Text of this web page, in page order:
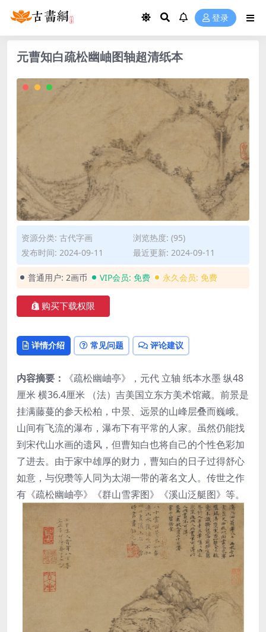
登录
元曹知白疏松幽岫图轴超清纸本
资源分类: 古代字画
浏览热度: (95)
发布时间: 2024-09-11
最近更新: 2024-09-11
普通用户: 2画币 VIP会员: 免费 永久会员: 免费
购买下载权限
详情介绍 常见问题 评论建议
内容摘要：
《疏松幽岫亭》，元代 立轴 纸本水墨 纵48
厘米 横36.4厘米 （法）吉美国立东方美术馆藏。前景是
挂满藤蔓的参天松柏，中景、远景的山峰层叠而巍峨。
山间有飞流的瀑布，瀑布下有平常的人家。虽然仍能找
到宋代山水画的遗风，但曹知白也将自己的个性色彩加
了进去。由于家中雄厚的财力，曹知白的日子过得舒心
如意，与倪瓒等人同为太湖一带的著名文人。传世之作
有《疏松幽岫亭》《群山雪霁图》《溪山泛艇图》等。